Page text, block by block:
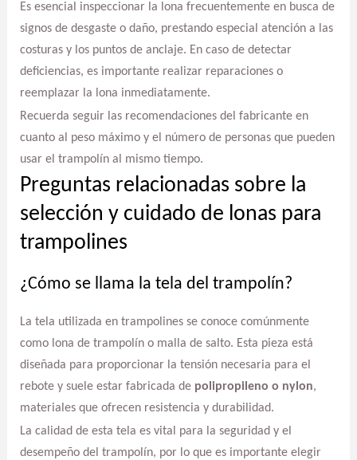
Es esencial inspeccionar la lona frecuentemente en busca de
signos de desgaste o daño, prestando especial atención a las
costuras y los puntos de anclaje. En caso de detectar
deficiencias, es importante realizar reparaciones o
reemplazar la lona inmediatamente.
Recuerda seguir las recomendaciones del fabricante en
cuanto al peso máximo y el número de personas que pueden
usar el trampolín al mismo tiempo.
Preguntas relacionadas sobre la
selección y cuidado de lonas para
trampolines
¿Cómo se llama la tela del trampolín?
La tela utilizada en trampolines se conoce comúnmente
como lona de trampolín o malla de salto. Esta pieza está
diseñada para proporcionar la tensión necesaria para el
rebote y suele estar fabricada de polipropileno o nylon,
materiales que ofrecen resistencia y durabilidad.
La calidad de esta tela es vital para la seguridad y el
desempeño del trampolín, por lo que es importante elegir